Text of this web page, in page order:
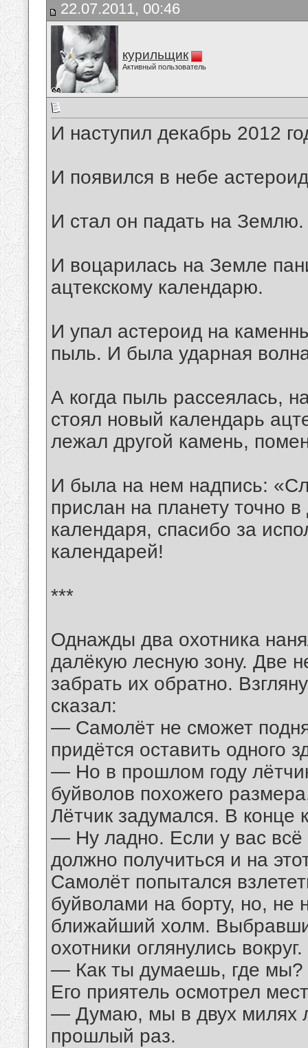
22.07.2011, 00:46
курильщик
Активный пользователь
И наступил декабрь 2012
И появился в небе
И стал он падать на Землю.
И воцарилась на Земле
ацтекскому календарю.
И упал астероид на
пыль. И была ударная
А когда пыль рассеялась,
стоял новый календарь
лежал другой камень,
И была на нем надпись:
прислан на планету точно
календаря, спасибо за
календарей!
***
Однажды два охотника
далёкую лесную зону. Две
забрать их обратно.
сказал:
— Самолёт не сможет
придётся оставить одного
— Но в прошлом году
буйволов похожего
Лётчик задумался. В конце
— Ну ладно. Если у вас всё
должно получиться и на
Самолёт попытался
буйволами на борту, но, не
ближайший холм.
охотники оглянулись
— Как ты думаешь, где мы?
Его приятель осмотрел
— Думаю, мы в двух милях
прошлый раз.